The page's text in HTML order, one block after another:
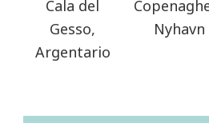
Cala del
Gesso,
Argentario
Nyhavn